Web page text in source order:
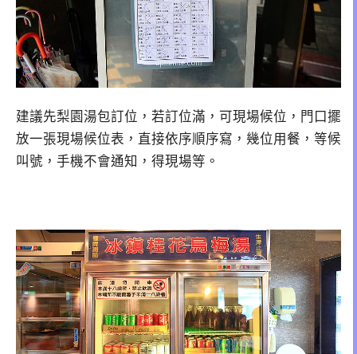
建議先梨園湯包訂位，若訂位滿，可現場候位，門口擺
放一張現場候位表，直接依序順序寫，幾位用餐，等候
叫號，手機不會通知，得現場等。